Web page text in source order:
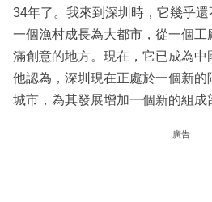
34年了。我來到深圳時，它幾乎
一個漁村成長為大都市，從一個
滿創意的地方。現在，它已成為中
他認為，深圳現在正處於一個新的
城市，為其發展增加一個新的組成
廣告